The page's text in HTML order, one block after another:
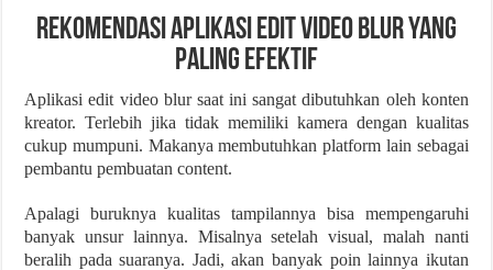
Rekomendasi Aplikasi Edit Video Blur yang
Paling Efektif
Aplikasi edit video blur saat ini sangat dibutuhkan oleh konten
kreator. Terlebih jika tidak memiliki kamera dengan kualitas
cukup mumpuni. Makanya membutuhkan platform lain sebagai
pembantu pembuatan content.
Apalagi buruknya kualitas tampilannya bisa mempengaruhi
banyak unsur lainnya. Misalnya setelah visual, malah nanti
beralih pada suaranya. Jadi, akan banyak poin lainnya ikutan